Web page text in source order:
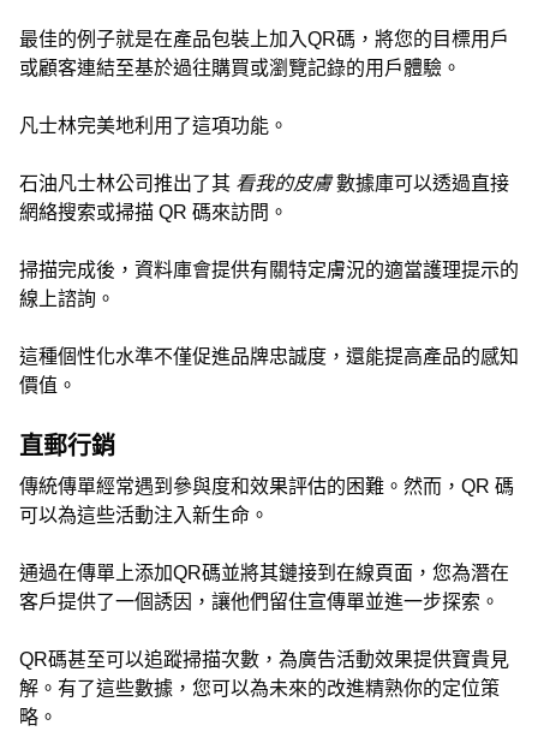
最佳的例子就是在產品包裝上加入QR碼，將您的目標用戶
或顧客連結至基於過往購買或瀏覽記錄的用戶體驗。
凡士林完美地利用了這項功能。
石油凡士林公司推出了其 看我的皮膚數據庫可以透過直接
網絡搜索或掃描 QR 碼來訪問。
掃描完成後，資料庫會提供有關特定膚況的適當護理提示的
線上諮詢。
這種個性化水準不僅促進品牌忠誠度，還能提高產品的感知
價值。
直郵行銷
傳統傳單經常遇到參與度和效果評估的困難。然而，QR 碼
可以為這些活動注入新生命。
通過在傳單上添加QR碼並將其鏈接到在線頁面，您為潛在
客戶提供了一個誘因，讓他們留住宣傳單並進一步探索。
QR碼甚至可以追蹤掃描次數，為廣告活動效果提供寶貴見
解。有了這些數據，您可以為未來的改進精熟你的定位策
略。